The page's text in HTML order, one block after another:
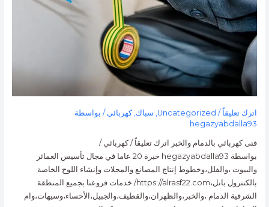
اترك تعليقاً /
Uncategorized سباك ,كهربائي / بواسطة
hegazyabdalla93
فنى كهربائي بالدمام والخبر اترك تعليقاً / كهربائي /
بواسطة hegazyabdalla93 خبرة 20 عاما في مجال تأسيس العمائر
والبيوت ،والفلل،وخطوط إنتاج المصانع والمحلات وإنشاء اللوح الخاصة
بالكنترول بانل،https://alrasf22.com/ خدمات فروعنا بجميع المنطقة
الشرقية الدمام ،والخبر،والظهران،والقطيف،والجبيل،الأحساء،وسيهات،وام